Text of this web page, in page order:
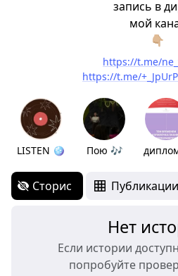
запись в
мой
👇🏼
https://t.me/
https://t.me/
LISTEN 🪩 Пою 🎶
Сторис Публикации
Нет
Если истории
попробуйте